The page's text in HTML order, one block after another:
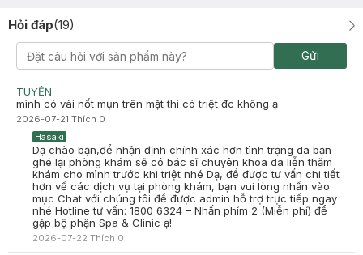
Hỏi đáp(19)
Gửi
TUYỀN
mình có vài nốt mụn trên mặt thì có triệt đc không ạ
2026-07-21 Thích 0
Hasaki
Dạ chào bạn,để nhận định chính xác hơn tình trạng da bạn
ghé lại phòng khám sẽ có bác sĩ chuyên khoa da liễn thăm
khám cho mình trước khi triệt nhé Dạ, để được tư vấn chi tiết
hơn về các dịch vụ tại phòng khám, bạn vui lòng nhấn vào
mục Chat với chúng tôi để được admin hỗ trợ trực tiếp ngay
nhé Hotline tư vấn: 1800 6324 – Nhấn phím 2 (Miễn phí) để
gặp bộ phận Spa & Clinic ạ!
2026-07-22 Thích 0